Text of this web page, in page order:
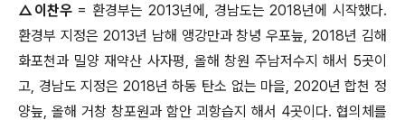
△이찬우 = 환경부는 2013년에 , 경남도는2018년에 시작했다.
환경부 지정은 2013년 남해 앵강만과 창녕 우포늪, 2018년 김해
화포천과 밀양 재약산 사자평, 올해 창원 주남저수지 해서 5곳이
고, 경남도 지정은 2018년 하동 탄소 없는 마을, 2020년 합천 정
양늪, 올해 거창 창포원과 함안 괴항습지 해서 4곳이다. 협의체를